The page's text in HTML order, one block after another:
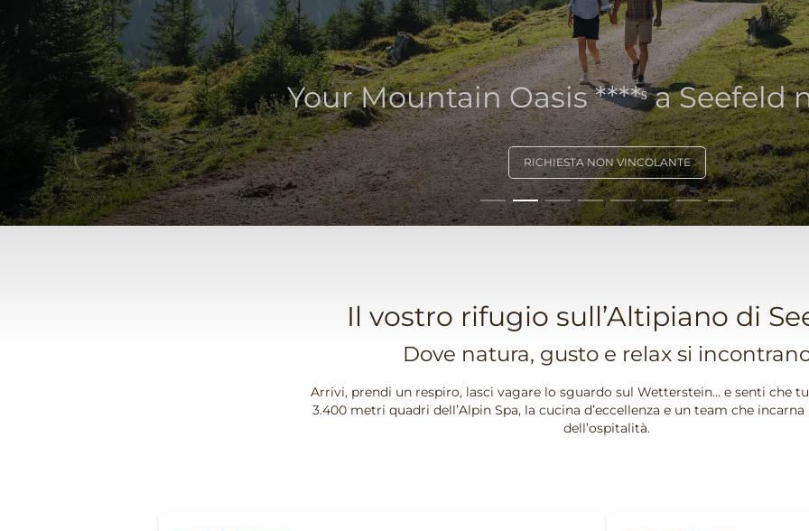
Your Mountain Oasis ****ˢ a Seefeld
RICHIESTA NON VINCOLANTE
Il vostro rifugio sull’Altipiano di
Dove natura, gusto e relax si
Arrivi, prendi un respiro, lasci vagare lo sguardo sul Wetterstein… e senti che
3.400 metri quadri dell’Alpin Spa, la cucina d’eccellenza e un team che incarna
dell’ospitalità.